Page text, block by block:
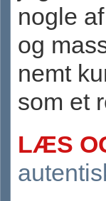
nogle
og
nemt
som et
LÆS